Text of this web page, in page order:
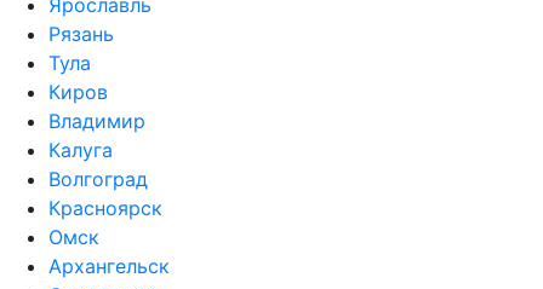
Ярославль
Рязань
Тула
Киров
Владимир
Калуга
Волгоград
Красноярск
Омск
Архангельск